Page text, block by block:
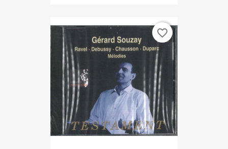
favorite_border